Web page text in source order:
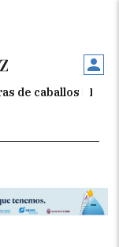
de caballos